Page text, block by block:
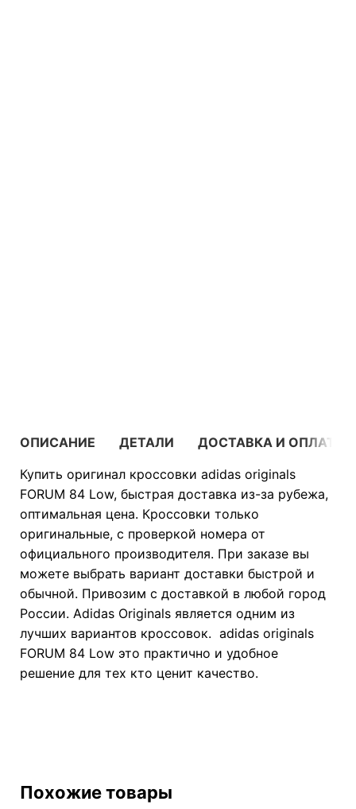
ОПИСАНИЕ ДЕТАЛИ
ДОСТАВКА И ОПЛАТА
Купить оригинал кроссовки adidas originals
FORUM 84 Low, быстрая доставка из-за рубежа,
оптимальная цена. Кроссовки только
оригинальные, с проверкой номера от
официального производителя. При заказе вы
можете выбрать вариант доставки быстрой и
обычной. Привозим с доставкой в любой город
России. Adidas Originals является одним из
лучших вариантов кроссовок. adidas originals
FORUM 84 Low это практично и удобное
решение для тех кто ценит качество.
Похожие товары